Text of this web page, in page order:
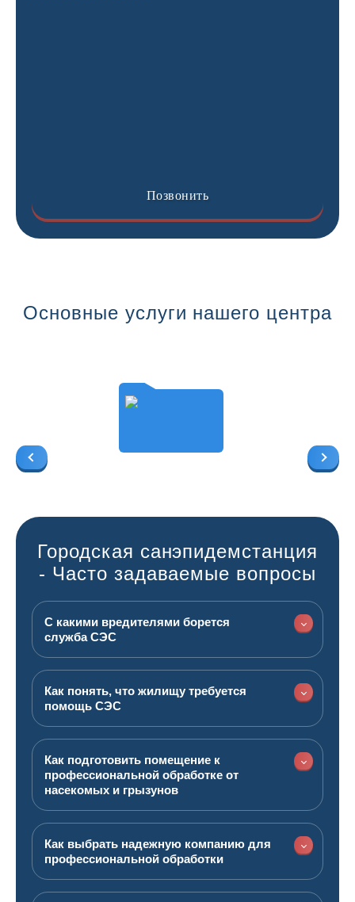
Позвонить
Основные услуги нашего центра
Городская санэпидемстанция
- Часто задаваемые вопросы
С какими вредителями борется
служба СЭС
Как понять, что жилищу требуется
помощь СЭС
Как подготовить помещение к
профессиональной обработке от
насекомых и грызунов
Как выбрать надежную компанию для
профессиональной обработки